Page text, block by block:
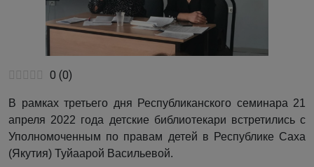
0 (0)
В рамках третьего дня Республиканского семинара 21
апреля 2022 года детские библиотекари встретились с
Уполномоченным по правам детей в Республике Саха
(Якутия) Туйаарой Васильевой.